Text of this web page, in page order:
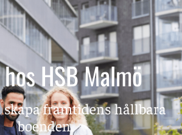
HSB Malmö
skapa framtidens hållbara
boenden.